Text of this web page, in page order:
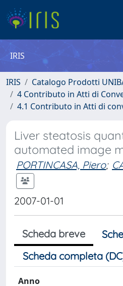
IRIS
IRIS
Catalogo Prodotti
4 Contributo in Atti di
4.1 Contributo in Atti di
Liver steatosis
automated image
PORTINCASA, Piero;
2007-01-01
Scheda breve
Scheda completa
Anno